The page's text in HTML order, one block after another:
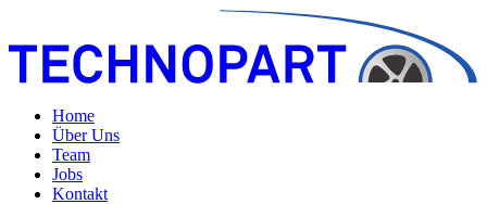
Home
Über Uns
Team
Jobs
Kontakt